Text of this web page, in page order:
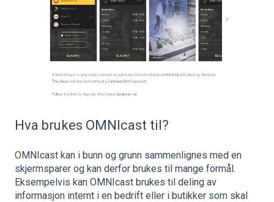
Hva brukes OMNIcast til?
OMNIcast kan i bunn og grunn sammenlignes med en
skjermsparer og kan derfor brukes til mange formål.
Eksempelvis kan OMNIcast brukes til deling av
informasjon internt i en bedrift eller i butikker som skal